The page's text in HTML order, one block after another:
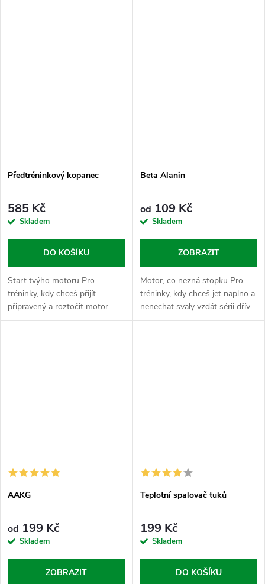
hlavu v pohotovostním režimu
Předtréninkový kopanec
585 Kč
Skladem
DO KOŠÍKU
Start tvýho motoru Pro
tréninky, kdy chceš přijít
připravený a roztočit motor
ještě před první sérií.
Beta Alanin
od 109 Kč
Skladem
ZOBRAZIT
Motor, co nezná stopku Pro
tréninky, kdy chceš jet naplno a
nenechat svaly vzdát sérii dřív
než tvá vůle. Beta Alanin je
AAKG
od 199 Kč
Skladem
ZOBRAZIT
Teplotní spalovač tuků
199 Kč
Skladem
DO KOŠÍKU